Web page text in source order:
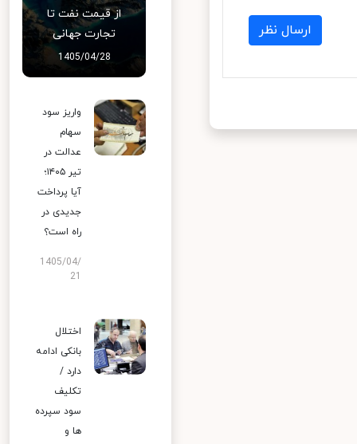
ارسال نظر
از قیمت نفت تا
تجارت جهانی
1405/04/28
واریز سود
سهام
عدالت در
تیر ۱۴۰۵؛
آیا پرداخت
جدیدی در
راه است؟
1405/04/
اختلال
بانکی ادامه
دارد /
تکلیف
سود سپرده
ها و